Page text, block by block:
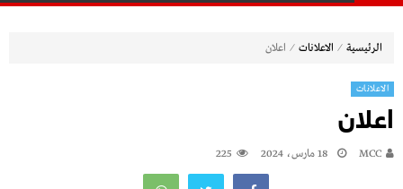
الرئيسية ⁄ الاعلانات ⁄ اعلان
الاعلانات
اعلان
MCC 18 مارس، 2024 225